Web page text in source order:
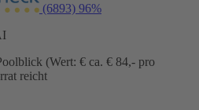
(6893) 96%
(Wert: € ca. € 84,- pro
reicht